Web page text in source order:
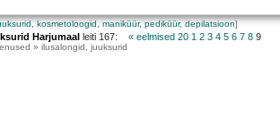
kosmetoloogid, maniküür, pediküür, depilatsioon]
Harjumaal leiti 167: « eelmised 20 1 2 3 4 5 6 7 8 9
» ilusalongid, juuksurid